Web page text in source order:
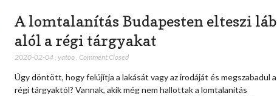
A lomtalanítás Budapesten elteszi láb
alól a régi tárgyakat
2020-02-04, yatoo, Comment Closed
Úgy döntött, hogy felújítja a lakását vagy az irodáját és megszabadul a
régi tárgyaktól? Vannak, akik még nem hallottak a lomtalanítás